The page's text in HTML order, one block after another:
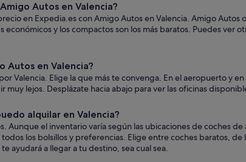
Autos en Valencia?
en Expedia.es con Amigo Autos en Valencia. Amigo
económicos y los compactos son los más baratos. Puedes ver
Autos en Valencia?
Valencia. Elige la que más te convenga. En el aeropuerto y
muy lejos. Desplázate hacia abajo para ver las oficinas
alquilar en Valencia?
Aunque el inventario varía según las ubicaciones de coches
los bolsillos y preferencias. Elige entre coches baratos,
ayudará a llegar a tu destino, sea cual sea.